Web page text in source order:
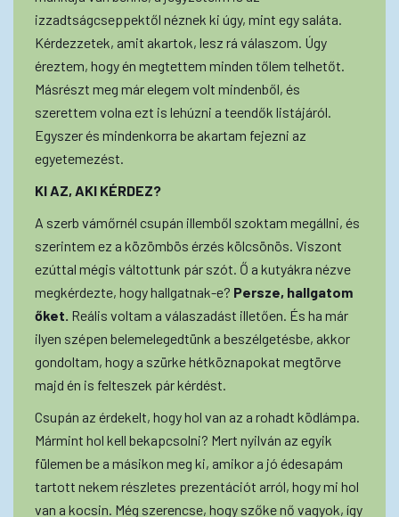
izzadtságcseppektől néznek ki úgy, mint egy saláta.
Kérdezzetek, amit akartok, lesz rá válaszom. Úgy
éreztem, hogy én megtettem minden tőlem telhetőt.
Másrészt meg már elegem volt mindenből, és
szerettem volna ezt is lehúzni a teendők listájáról.
Egyszer és mindenkorra be akartam fejezni az
egyetemezést.
KI AZ, AKI KÉRDEZ?
A szerb vámőrnél csupán illemből szoktam megállni, és
szerintem ez a közömbös érzés kölcsönös. Viszont
ezúttal mégis váltottunk pár szót. Ő a kutyákra nézve
megkérdezte, hogy hallgatnak-e? Persze, hallgatom
őket. Reális voltam a válaszadást illetően. És ha már
ilyen szépen belemelegedtünk a beszélgetésbe, akkor
gondoltam, hogy a szürke hétköznapokat megtörve
majd én is felteszek pár kérdést.
Csupán az érdekelt, hogy hol van az a rohadt ködlámpa.
Mármint hol kell bekapcsolni? Mert nyilván az egyik
fülemen be a másikon meg ki, amikor a jó édesapám
tartott nekem részletes prezentációt arról, hogy mi hol
van a kocsin. Még szerencse, hogy szőke nő vagyok, így